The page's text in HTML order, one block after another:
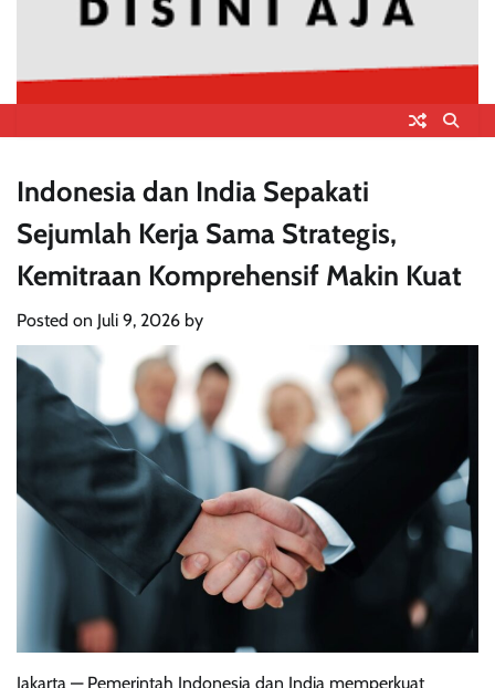
Indonesia dan India Sepakati
Sejumlah Kerja Sama Strategis,
Kemitraan Komprehensif Makin Kuat
Posted on Juli 9, 2026 by
Jakarta — Pemerintah Indonesia dan India memperkuat